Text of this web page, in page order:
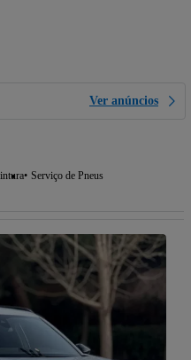
Ver anúncios
Serviço de Pneus